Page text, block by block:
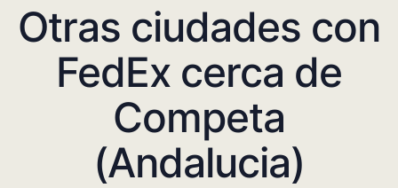
Otras ciudades con
FedEx cerca de
Competa
(Andalucia)